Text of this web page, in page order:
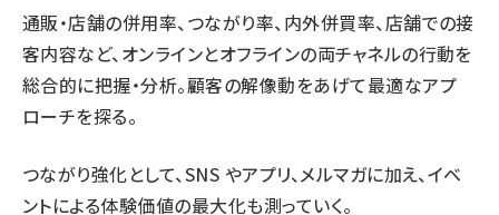
通販・店舗の併用率、つながり率、内外併買率、店舗での接
客内容など、オンラインとオフラインの両チャネルの行動を
総合的に把握・分析。顧客の解像動をあげて最適なアプ
ローチを探る。
つながり強化として、SNS やアプリ、メルマガに加え、イベ
ントによる体験価値の最大化も測っていく。